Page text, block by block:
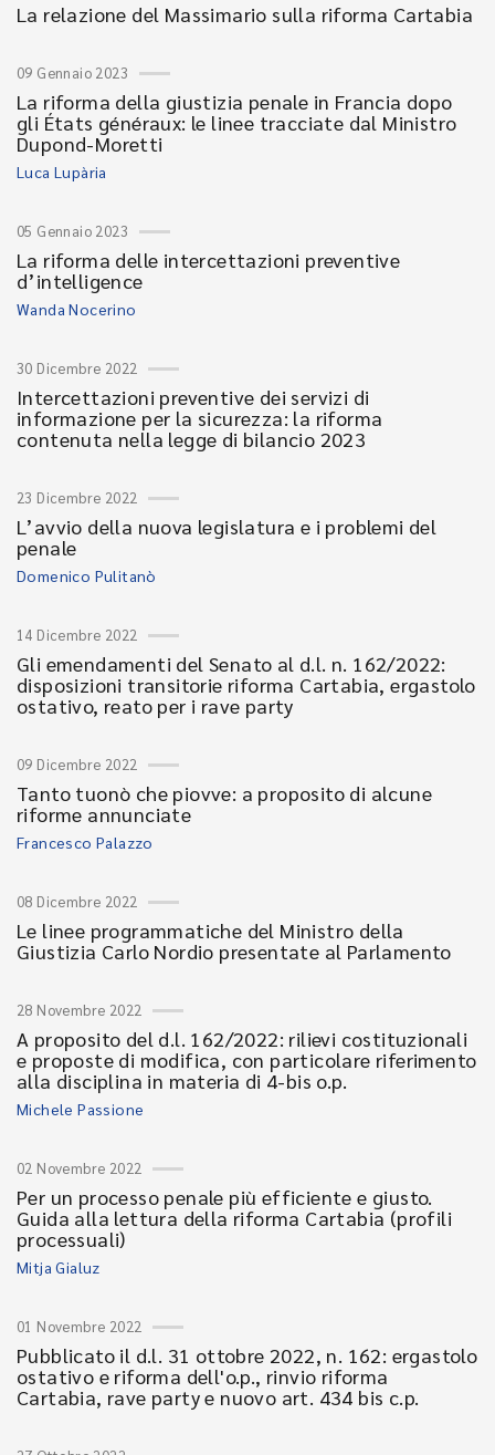
La relazione del Massimario sulla riforma Cartabia
09 Gennaio 2023
La riforma della giustizia penale in Francia dopo
gli États généraux: le linee tracciate dal Ministro
Dupond-Moretti
Luca Lupària
05 Gennaio 2023
La riforma delle intercettazioni preventive
d’intelligence
Wanda Nocerino
30 Dicembre 2022
Intercettazioni preventive dei servizi di
informazione per la sicurezza: la riforma
contenuta nella legge di bilancio 2023
23 Dicembre 2022
L’avvio della nuova legislatura e i problemi del
penale
Domenico Pulitanò
14 Dicembre 2022
Gli emendamenti del Senato al d.l. n. 162/2022:
disposizioni transitorie riforma Cartabia, ergastolo
ostativo, reato per i rave party
09 Dicembre 2022
Tanto tuonò che piovve: a proposito di alcune
riforme annunciate
Francesco Palazzo
08 Dicembre 2022
Le linee programmatiche del Ministro della
Giustizia Carlo Nordio presentate al Parlamento
28 Novembre 2022
A proposito del d.l. 162/2022: rilievi costituzionali
e proposte di modifica, con particolare riferimento
alla disciplina in materia di 4-bis o.p.
Michele Passione
02 Novembre 2022
Per un processo penale più efficiente e giusto.
Guida alla lettura della riforma Cartabia (profili
processuali)
Mitja Gialuz
01 Novembre 2022
Pubblicato il d.l. 31 ottobre 2022, n. 162: ergastolo
ostativo e riforma dell'o.p., rinvio riforma
Cartabia, rave party e nuovo art. 434 bis c.p.